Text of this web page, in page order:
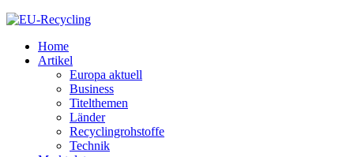
Home
Artikel
Europa aktuell
Business
Titelthemen
Länder
Recyclingrohstoffe
Technik